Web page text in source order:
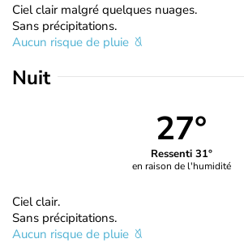
Ciel clair malgré quelques nuages.
Sans précipitations.
Aucun risque de pluie
Nuit
27°
Ressenti 31°
en raison de l'humidité
Ciel clair.
Sans précipitations.
Aucun risque de pluie